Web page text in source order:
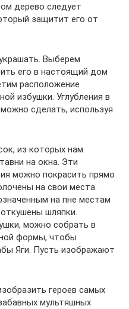
дерево следует
защитит его от
Выберем
его в настоящий дом
расположение
избушки. Углубления в
сделать, используя
из которых нам
на окна. Эти
можно покрасить прямо
на свои места.
на пне местам
шляпки.
можно собрать в
формы, чтобы
Яги. Пусть изображают
героев самых
мультяшных